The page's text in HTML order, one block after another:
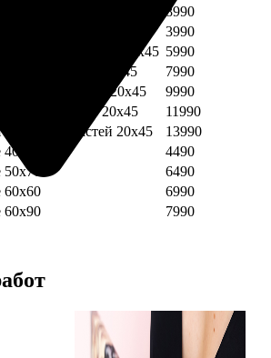
трех частей 40х40
8990
трех частей 20х45
3990
четырех частей 20х45 5990
пяти частей 20х45
7990
шести частей 20х45
9990
семи частей 20х45
11990
восьми частей 20х45
13990
4490
6490
60х60
6990
60х90
7990